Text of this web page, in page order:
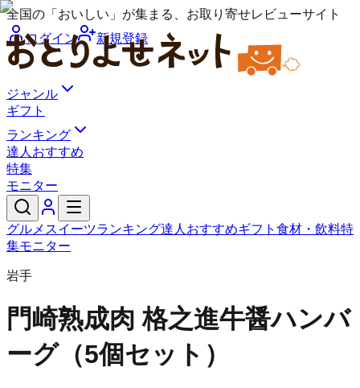
全国の「おいしい」が集まる、お取り寄せレビューサイト
ログイン
新規登録
ジャンル
ギフト
ランキング
達人おすすめ
特集
モニター
グルメ スイーツランキング達人おすすめギフト 食材・飲料特
集モニター
岩手
門崎熟成肉 格之進牛醤ハンバ
ーグ（5個セット）